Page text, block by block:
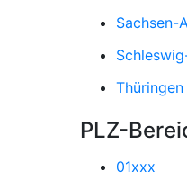
Sachsen-
Thüringen
PLZ-
01xxx